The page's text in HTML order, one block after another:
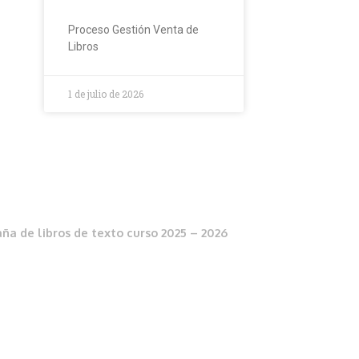
Proceso Gestión Venta de
Libros
1 de julio de 2026
de libros de texto curso 2025 – 2026